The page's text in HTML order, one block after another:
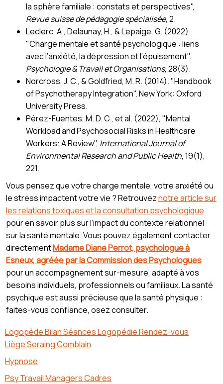
la sphère familiale : constats et perspectives",
Revue suisse de pédagogie spécialisée, 2.
Leclerc, A., Delaunay, H., & Lepaige, G. (2022).
"Charge mentale et santé psychologique : liens
avec l’anxiété, la dépression et l’épuisement".
Psychologie & Travail et Organisations, 28(3).
Norcross, J. C., & Goldfried, M. R. (2014). "Handbook
of Psychotherapy Integration". New York: Oxford
University Press.
Pérez-Fuentes, M. D. C., et al. (2022), "Mental
Workload and Psychosocial Risks in Healthcare
Workers: A Review", International Journal of
Environmental Research and Public Health, 19(1),
221.
Vous pensez que votre charge mentale, votre anxiété ou
le stress impactent votre vie ? Retrouveznotre article sur
les relations toxiques et la consultation psychologique
pour en savoir plus sur l’impact du contexte relationnel
sur la santé mentale. Vous pouvez également contacter
directementMadame Diane Perrot, psychologue à
Esneux, agréée par la Commission des Psychologues
pour un accompagnement sur-mesure, adapté à vos
besoins individuels, professionnels ou familiaux. La santé
psychique est aussi précieuse que la santé physique :
faites-vous confiance, osez consulter.
Logopède Bilan Séances Logopédie Rendez-vous
Liège Seraing Comblain
Hypnose
Psy Travail Managers Cadres